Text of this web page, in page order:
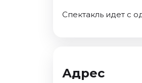
Спектакль идет с
Адрес